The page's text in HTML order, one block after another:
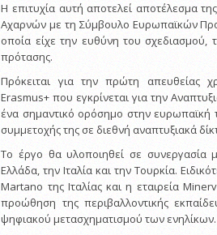
Η επιτυχία αυτή αποτελεί αποτέλεσμα
Αχαρνών με τη Σύμβουλο Ευρωπαϊκών
οποία είχε την ευθύνη του σχεδιασμού,
πρότασης.
Πρόκειται για την πρώτη απευθείας
Erasmus+ που εγκρίνεται για την
ένα σημαντικό ορόσημο στην ευρωπαϊκή
συμμετοχής της σε διεθνή αναπτυξιακά
Το έργο θα υλοποιηθεί σε συνεργασία
Ελλάδα, την Ιταλία και την Τουρκία.
Martano της Ιταλίας και η εταιρεία
προώθηση της περιβαλλοντικής
ψηφιακού μετασχηματισμού των ενηλίκων.